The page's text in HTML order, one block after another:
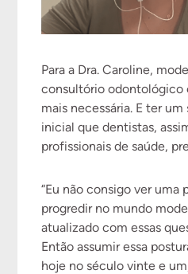
Para a Dra. Caroline,
consultório odontológico
mais necessária. E ter
inicial que dentistas,
profissionais de saúde,
“Eu não consigo ver uma
progredir no mundo
atualizado com essas
Então assumir essa
hoje no século vinte e